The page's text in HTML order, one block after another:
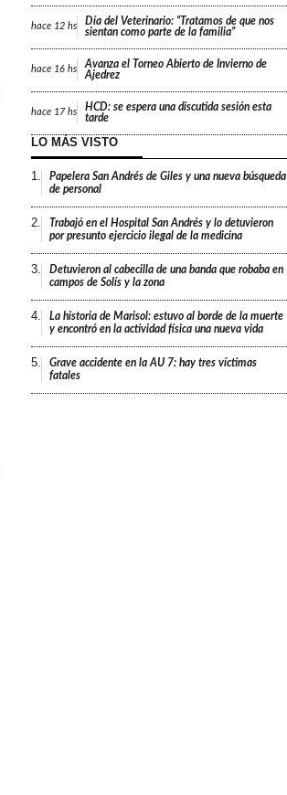
hace 12 hs
Día del Veterinario: “Tratamos de que nos
sientan como parte de la familia”
hace 16 hs
Avanza el Torneo Abierto de Invierno de
Ajedrez
hace 17 hs
HCD: se espera una discutida sesión esta
tarde
LO MÁS VISTO
1.
Papelera San Andrés de Giles y una nueva búsqueda
de personal
2.
Trabajó en el Hospital San Andrés y lo detuvieron
por presunto ejercicio ilegal de la medicina
3.
Detuvieron al cabecilla de una banda que robaba en
campos de Solís y la zona
4.
La historia de Marisol: estuvo al borde de la muerte
y encontró en la actividad física una nueva vida
5.
Grave accidente en la AU 7: hay tres víctimas
fatales